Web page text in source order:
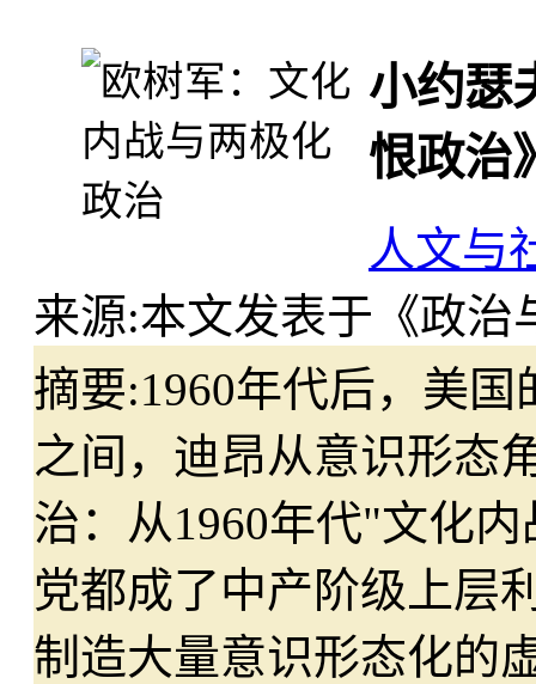
小约瑟
恨政治
人文与
来源:本文发表于《政治
摘要:1960年代后，美
之间，迪昂从意识形态
治：从1960年代"文化
党都成了中产阶级上层
制造大量意识形态化的